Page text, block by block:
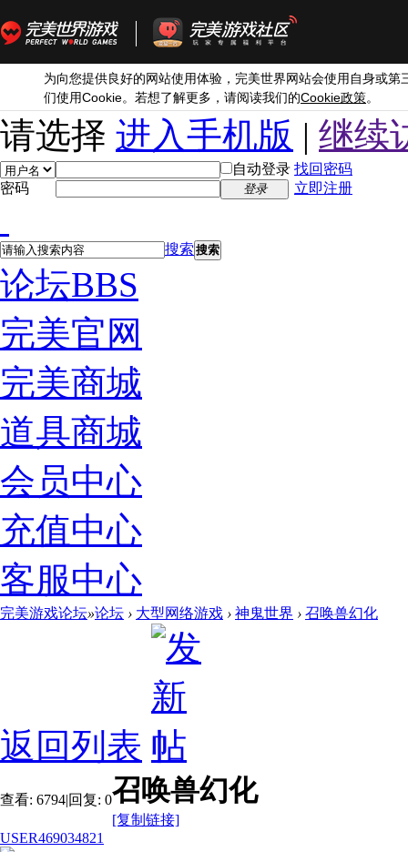
为向您提供良好的网站使用体验，完美世界网站会使用自身或第
们使用Cookie。若想了解更多，请阅读我们的Cookie政策。
请选择 进入手机版 | 继续
自动登录 找回密码
密码
登录 立即注册
搜索 搜索
论坛BBS
完美官网
完美商城
道具商城
会员中心
充值中心
客服中心
完美游戏论坛»论坛 › 大型网络游戏 › 神鬼世界 › 召唤兽幻化
返回列表
查看: 6794|回复: 0召唤兽幻化
[复制链接]
USER469034821